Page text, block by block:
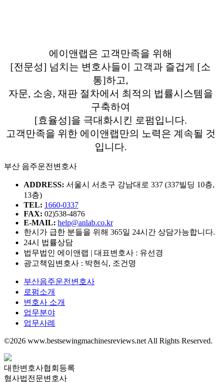
에이앤랩은 고객만족을 위해
[전문성] 넘치는 변호사들이 고객과 즐겁게 [소
통]하고,
자문, 소송, 재판 절차에서 최적의 법률시스템을
구축하여
[효율성]을 극대화시킨 로펌입니다.
고객만족을 위한 에이앤랩만의 노력은 계속될 것
입니다.
부산 음주운전변호사
ADDRESS: 서울시 서초구 강남대로 337 (337빌딩 10층,
13층)
TEL: 1660-0337
FAX: 02)538-4876
E-MAIL: help@anlab.co.kr
한시가 급한 분들을 위해 365일 24시간 상담가능합니다.
24시 법률상담
법무법인 에이앤랩 | 대표변호사 : 유선경
광고책임변호사 : 박현식, 조건명
부산음주운전변호사
로펌소개
변호사 소개
업무분야
업무사례
©2026 www.bestsewingmachinesreviews.net All Rights Reserved.
대한변호사협회등록
형사법전문변호사